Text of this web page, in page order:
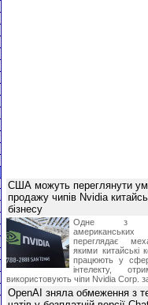
США можуть переглянути
продажу чипів Nvidia
бізнесу
Одне з
переглядає
якими китайські
працюють у
інтелекту,
використовують чіпи Nvidia Corp.
OpenAI зняла обмеження з